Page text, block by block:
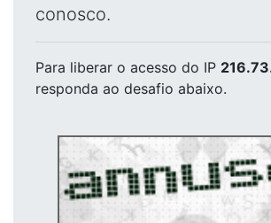
conosco.
Para liberar o acesso do IP
responda ao desafio abaixo.